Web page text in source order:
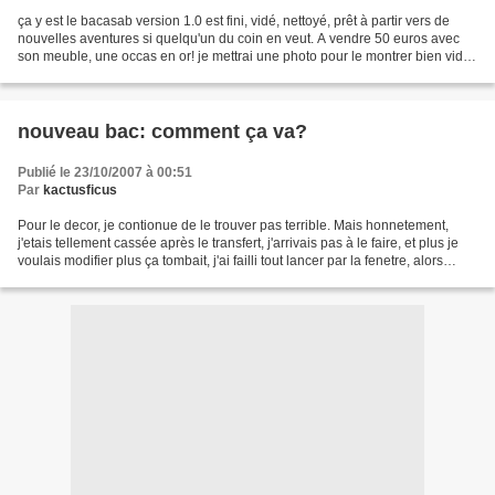
ça y est le bacasab version 1.0 est fini, vidé, nettoyé, prêt à partir vers de
nouvelles aventures si quelqu'un du coin en veut. A vendre 50 euros avec
son meuble, une occas en or! je mettrai une photo pour le montrer bien vidé
nouveau bac: comment ça va?
Publié le 23/10/2007 à 00:51
Par kactusficus
Pour le decor, je contionue de le trouver pas terrible. Mais honnetement,
j'etais tellement cassée après le transfert, j'arrivais pas à le faire, et plus je
voulais modifier plus ça tombait, j'ai failli tout lancer par la fenetre, alors